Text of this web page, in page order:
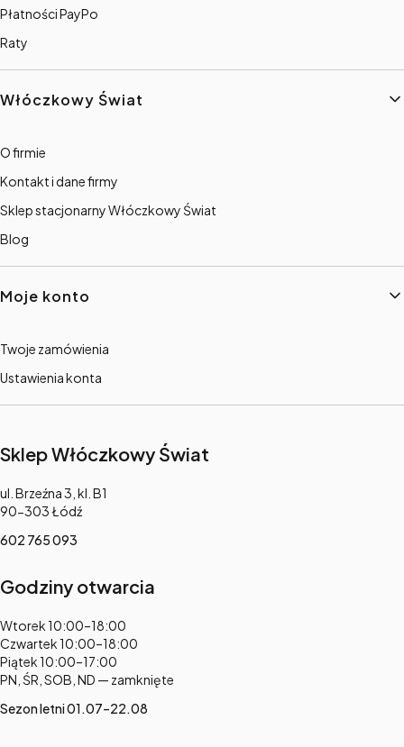
Płatności PayPo
Raty
Włóczkowy Świat
O firmie
Kontakt i dane firmy
Sklep stacjonarny Włóczkowy Świat
Blog
Moje konto
Twoje zamówienia
Ustawienia konta
Sklep Włóczkowy Świat
Adres:
ul. Brzeźna 3, kl. B1
90-303 Łódź
602 765 093
Godziny otwarcia
Adres:
Wtorek 10:00–18:00
Czwartek 10:00–18:00
Piątek 10:00–17:00
PN, ŚR, SOB, ND — zamknięte
Sezon letni 01.07–22.08